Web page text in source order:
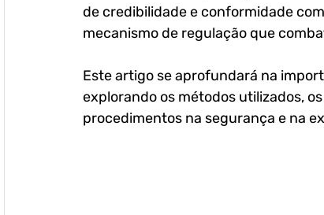
de credibilidade e conformidade
mecanismo de regulação que
Este artigo se aprofundará na
explorando os métodos utilizados,
procedimentos na segurança e na